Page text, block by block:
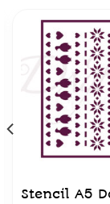
Stencil A5